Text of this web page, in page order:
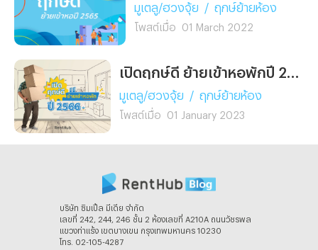
มูเตลู/ฮวงจุ้ย / ฤกษ์ย้ายห้อง
โพสต์เมื่อ 01 March 2022
มูเตลู/ฮวงจุ้ย / ฤกษ์ย้ายห้อง
โพสต์เมื่อ 01 January 2023
บริษัท ซิมเปิ้ล มีเดีย จํากัด
เลขที่ 242, 244, 246 ชั้น 2 ห้องเลขที่ A210A ถนนวัชรพล
แขวงท่าแร้ง เขตบางเขน กรุงเทพมหานคร 10230
โทร. 02-105-4287